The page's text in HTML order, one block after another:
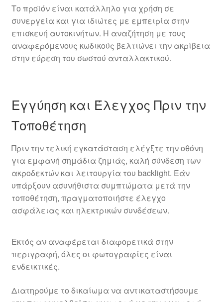
Το προϊόν είναι κατάλληλο για χρήση σε
συνεργεία και για ιδιώτες με εμπειρία στην
επισκευή αυτοκινήτων. Η αναζήτηση με τους
αναφερόμενους κωδικούς βελτιώνει την ακρίβεια
στην εύρεση του σωστού ανταλλακτικού.
Εγγύηση και Έλεγχος Πριν την
Τοποθέτηση
Πριν την τελική εγκατάσταση ελέγξτε την οθόνη
για εμφανή σημάδια ζημιάς, καλή σύνδεση των
ακροδεκτών και λειτουργία του backlight. Εάν
υπάρξουν ασυνήθιστα συμπτώματα μετά την
τοποθέτηση, πραγματοποιήστε έλεγχο
ασφάλειας και ηλεκτρικών συνδέσεων.
Εκτός αν αναφέρεται διαφορετικά στην
περιγραφή, όλες οι φωτογραφίες είναι
ενδεικτικές.
Διατηρούμε το δικαίωμα να αντικαταστήσουμε